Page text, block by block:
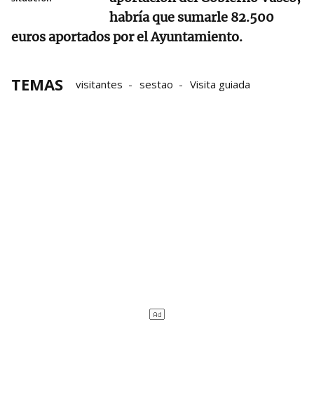
habría que sumarle 82.500
euros aportados por el Ayuntamiento.
TEMAS visitantes sestao Visita guiada